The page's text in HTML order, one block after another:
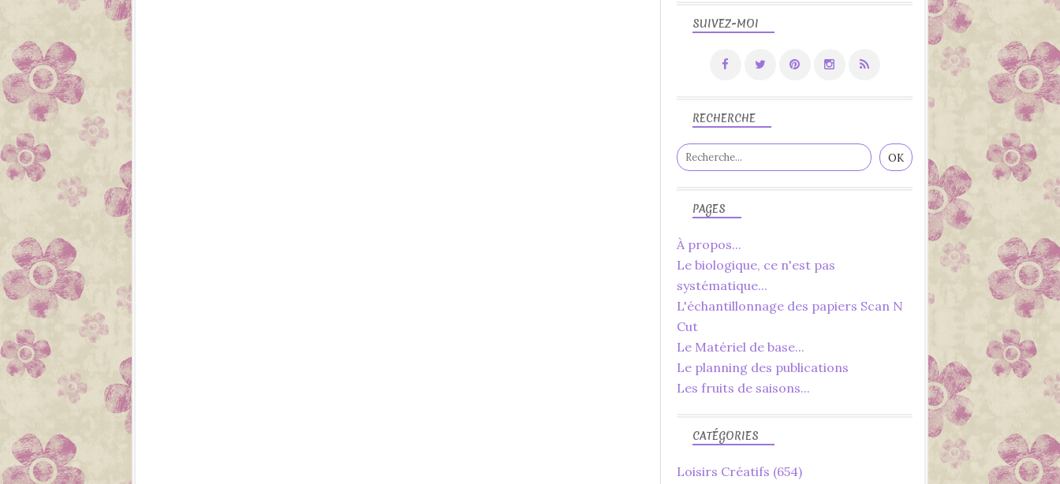
SUIVEZ-MOI
RECHERCHE
PAGES
À propos...
Le biologique, ce n'est pas
systématique...
L'échantillonnage des papiers Scan N
Cut
Le Matériel de base...
Le planning des publications
Les fruits de saisons...
CATÉGORIES
Loisirs Créatifs (654)